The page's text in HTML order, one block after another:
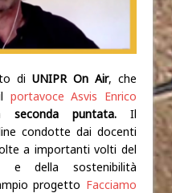
di UNIPR On Air, che
portavoce Asvis Enrico
seconda puntata. Il
condotte dai docenti
a importanti volti del
e della sostenibilità
progetto Facciamo